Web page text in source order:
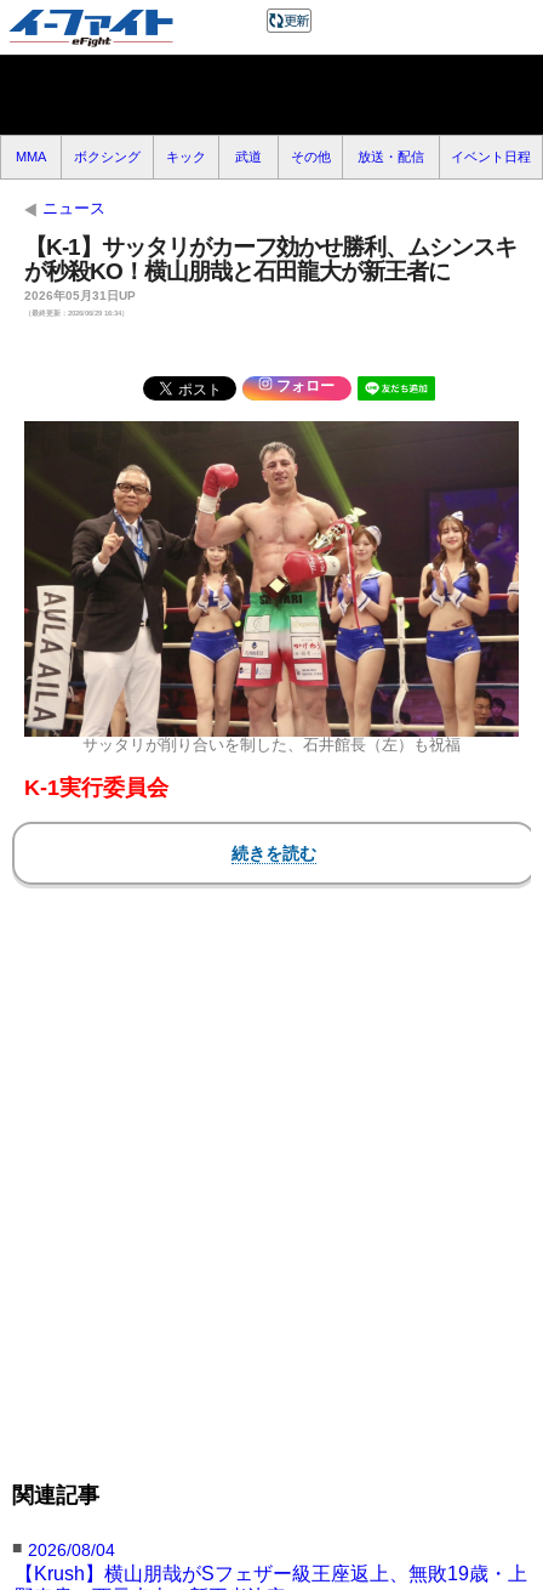
MMA ボクシング キック 武道 その他 放送・配信 イベント日程
ニュース
【K-1】サッタリがカーフ効かせ勝利、ムシンスキ
が秒殺KO！横山朋哉と石田龍大が新王者に
2026年05月31日UP
（最終更新：2026/06/29 16:34）
フォロー
サッタリが削り合いを制した、石井館長（左）も祝福
K-1実行委員会
『K-1 REVENGE』
2026年5月31日（日）東京・後楽園ホール
関連記事
■ 2026/08/04
【Krush】横山朋哉がSフェザー級王座返上、無敗19歳・上